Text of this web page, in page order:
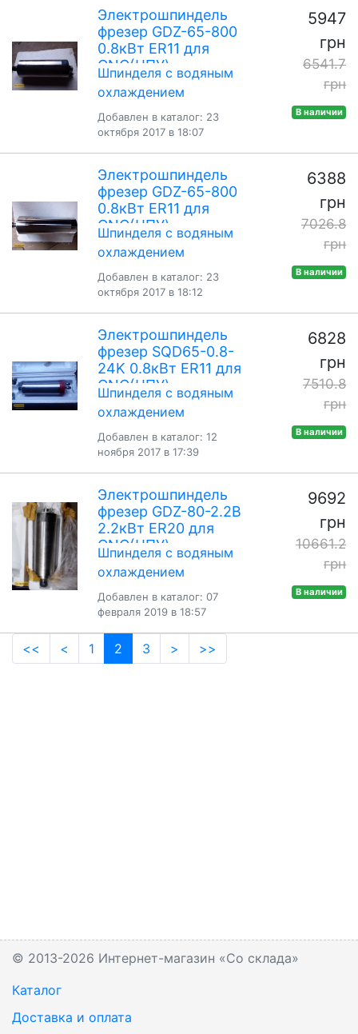
Электрошпиндель
фрезер GDZ-65-800
0.8кВт ER11 для
CNC(ЧПУ)
Шпинделя с водяным
охлаждением
Добавлен в каталог: 23
октября 2017 в 18:07
5947
грн
6541.7
грн
В наличии
Электрошпиндель
фрезер GDZ-65-800
0.8кВт ER11 для
CNC(ЧПУ)
Шпинделя с водяным
охлаждением
Добавлен в каталог: 23
октября 2017 в 18:12
6388
грн
7026.8
грн
В наличии
Электрошпиндель
фрезер SQD65-0.8-
24K 0.8кВт ER11 для
CNC(ЧПУ)
Шпинделя с водяным
охлаждением
Добавлен в каталог: 12
ноября 2017 в 17:39
6828
грн
7510.8
грн
В наличии
Электрошпиндель
фрезер GDZ-80-2.2В
2.2кВт ER20 для
CNC(ЧПУ)
Шпинделя с водяным
охлаждением
Добавлен в каталог: 07
февраля 2019 в 18:57
9692
грн
10661.2
грн
В наличии
<< < 1 2 (current)
3 > >>
© 2013-2026 Интернет-магазин «Со склада»
Каталог
Доставка и оплата